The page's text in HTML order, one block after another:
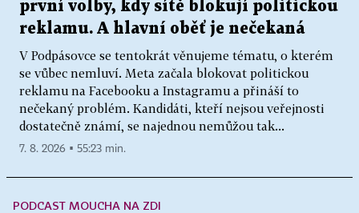
první volby, kdy sítě blokují politickou
reklamu. A hlavní oběť je nečekaná
V Podpásovce se tentokrát věnujeme tématu, o kterém
se vůbec nemluví. Meta začala blokovat politickou
reklamu na Facebooku a Instagramu a přináší to
nečekaný problém. Kandidáti, kteří nejsou veřejnosti
dostatečně známí, se najednou nemůžou tak...
7. 8. 2026 ▪ 55:23 min.
PODCAST MOUCHA NA ZDI